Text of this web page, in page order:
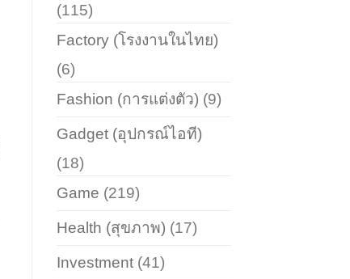
(115)
Factory (โรงงานในไทย)
(6)
Fashion (การแต่งตัว) (9)
Gadget (อุปกรณ์ไอที)
(18)
Game (219)
Health (สุขภาพ) (17)
Investment(41)